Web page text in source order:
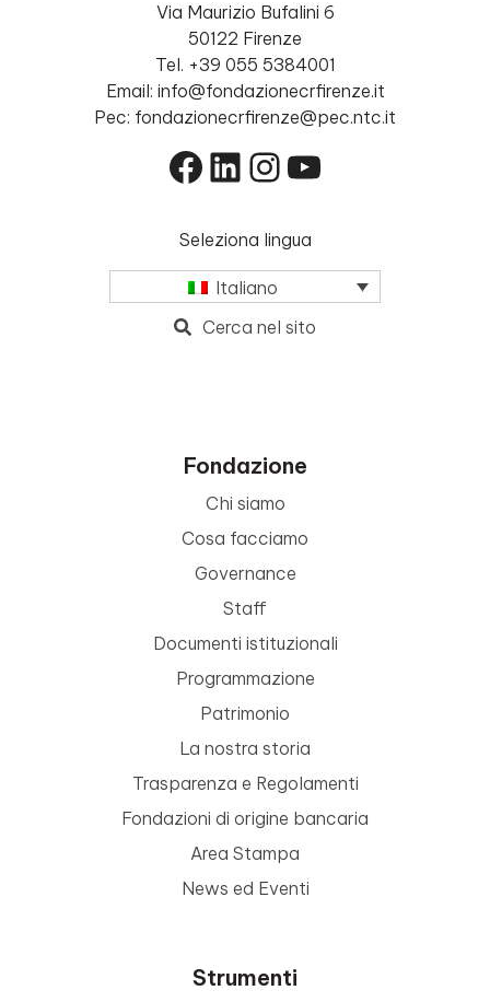
Via Maurizio Bufalini 6
50122 Firenze
Tel. +39 055 5384001
Email: info@fondazionecrfirenze.it
Pec: fondazionecrfirenze@pec.ntc.it
Facebook
LinkedIn
Instagram
YouTube
Seleziona lingua
Italiano
Cerca nel sito
Fondazione
Chi siamo
Cosa facciamo
Governance
Staff
Documenti istituzionali
Programmazione
Patrimonio
La nostra storia
Trasparenza e Regolamenti
Fondazioni di origine bancaria
Area Stampa
News ed Eventi
Strumenti